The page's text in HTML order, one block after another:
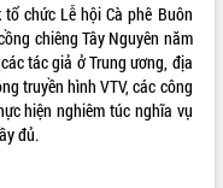
chức Lễ hội Cà phê Buôn
chiêng Tây Nguyên năm
tác giả ở Trung ương, địa
truyền hình VTV, các công
hiện nghiêm túc nghĩa vụ
đủ.